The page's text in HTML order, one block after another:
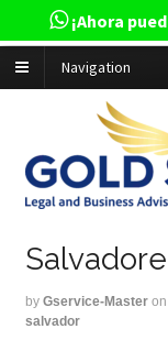
Navigation
by Gservice-Master on
salvador
¡Ahora